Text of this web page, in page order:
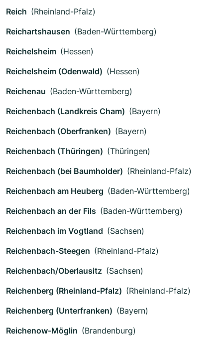
Reich (Rheinland-Pfalz)
Reichartshausen (Baden-Württemberg)
Reichelsheim (Hessen)
Reichelsheim (Odenwald) (Hessen)
Reichenau (Baden-Württemberg)
Reichenbach (Landkreis Cham) (Bayern)
Reichenbach (Oberfranken) (Bayern)
Reichenbach (Thüringen) (Thüringen)
Reichenbach (bei Baumholder) (Rheinland-Pfalz)
Reichenbach am Heuberg (Baden-Württemberg)
Reichenbach an der Fils (Baden-Württemberg)
Reichenbach im Vogtland (Sachsen)
Reichenbach-Steegen (Rheinland-Pfalz)
Reichenbach/Oberlausitz (Sachsen)
Reichenberg (Rheinland-Pfalz) (Rheinland-Pfalz)
Reichenberg (Unterfranken) (Bayern)
Reichenow-Möglin (Brandenburg)